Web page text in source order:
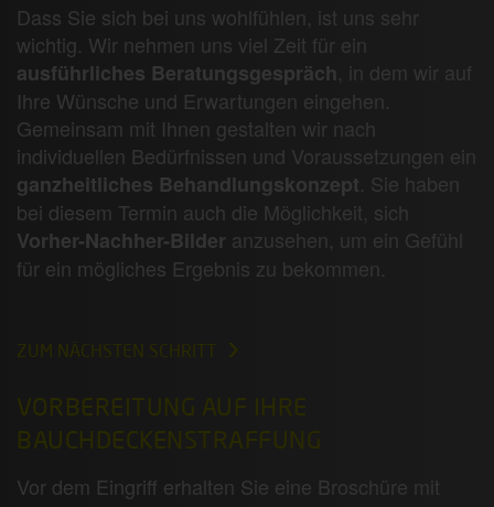
Dass Sie sich bei uns wohlfühlen, ist uns sehr
wichtig. Wir nehmen uns viel Zeit für ein
ausführliches Beratungsgespräch , in dem wir auf
Ihre Wünsche und Erwartungen eingehen.
Gemeinsam mit Ihnen gestalten wir nach
individuellen Bedürfnissen und Voraussetzungen ein
ganzheitliches Behandlungskonzept . Sie haben
bei diesem Termin auch die Möglichkeit, sich
Vorher-Nachher-Bilder anzusehen, um ein Gefühl
für ein mögliches Ergebnis zu bekommen.
VORBEREITUNG AUF IHRE
BAUCHDECKENSTRAFFUNG
Vor dem Eingriff erhalten Sie eine Broschüre mit